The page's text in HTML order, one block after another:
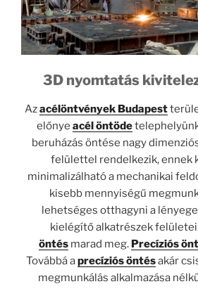
3D nyomtatás
Azacélöntvények Budapest
előnye acél öntöde
beruházás öntése nagy
felülettel rendelkezik, ennek
minimalizálható a mechanikai
kisebb mennyiségű
lehetséges otthagyni a
kielégítő alkatrészek
öntésmarad meg. Precíziós
Továbbá aprecíziós öntésakár
megmunkálás alkalmazása